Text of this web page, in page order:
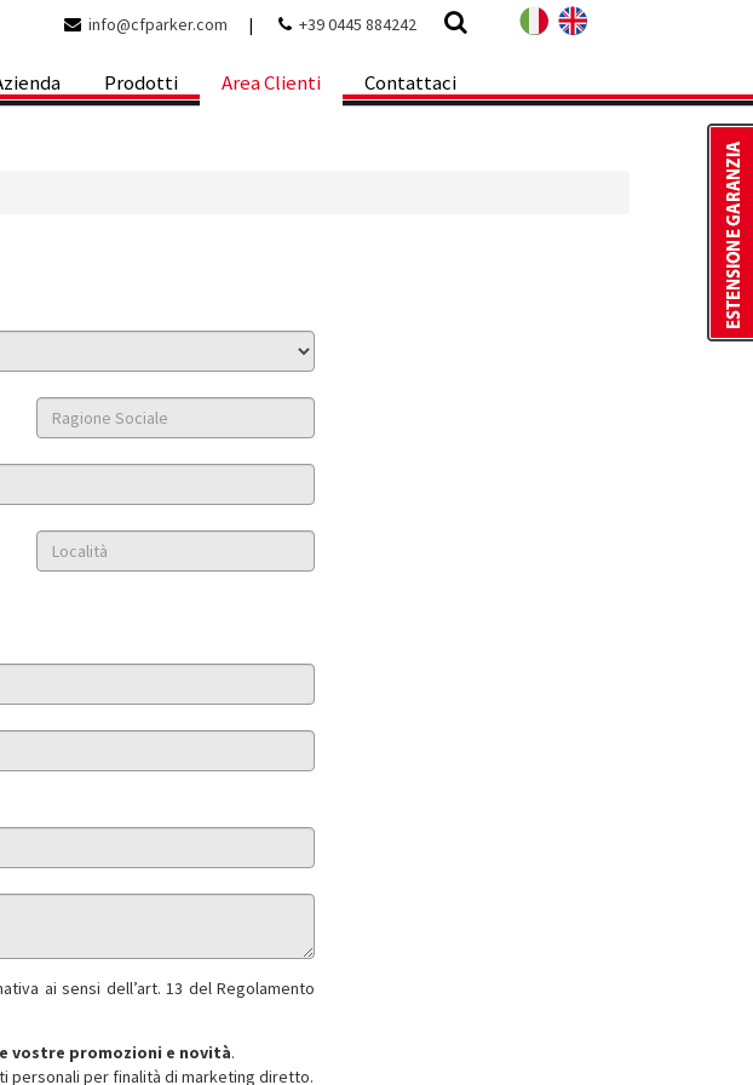
info@cfparker.com | +39 0445 884242
Prodotti Area Clienti Contattaci
ai sensi dell’art. 13 del Regolamento
vostre promozioni e novità.
personali per finalità di marketing diretto.